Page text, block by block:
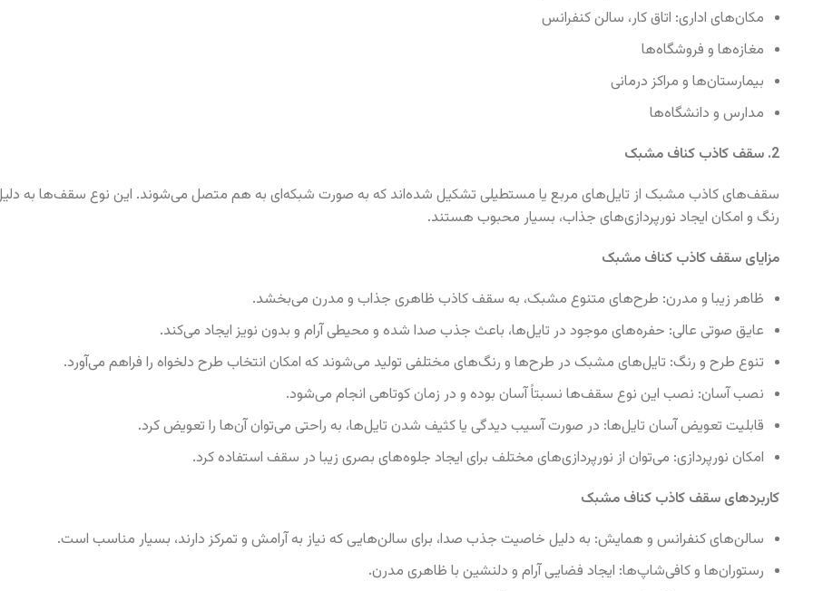
مکان‌های اداری: اتاق کار، سالن کنفرانس
مغازه‌ها و فروشگاه‌ها
بیمارستان‌ها و مراکز درمانی
مدارس و دانشگاه‌ها
2. سقف کاذب کناف مشبک
سقف‌های کاذب مشبک از تایل‌های مربع یا مستطیلی تشکیل شده‌اند که به صورت شبکه‌ای به هم متصل می‌شوند. این نوع سقف‌ها به
رنگ و امکان ایجاد نورپردازی‌های جذاب، بسیار محبوب هستند.
مزایای سقف کاذب کناف مشبک
ظاهر زیبا و مدرن: طرح‌های متنوع مشبک، به سقف کاذب ظاهری جذاب و مدرن می‌بخشد.
عایق صوتی عالی: حفره‌های موجود در تایل‌ها، باعث جذب صدا شده و محیطی آرام و بدون نویز ایجاد می‌کند.
تنوع طرح و رنگ: تایل‌های مشبک در طرح‌ها و رنگ‌های مختلفی تولید می‌شوند که امکان انتخاب طرح دلخواه را فراهم می‌آورد.
نصب آسان: نصب این نوع سقف‌ها نسبتاً آسان بوده و در زمان کوتاهی انجام می‌شود.
قابلیت تعویض آسان تایل‌ها: در صورت آسیب دیدگی یا کثیف شدن تایل‌ها، به راحتی می‌توان آن‌ها را تعویض کرد.
امکان نورپردازی: می‌توان از نورپردازی‌های مختلف برای ایجاد جلوه‌های بصری زیبا در سقف استفاده کرد.
کاربردهای سقف کاذب کناف مشبک
سالن‌های کنفرانس و همایش: به دلیل خاصیت جذب صدا، برای سالن‌هایی که نیاز به آرامش و تمرکز دارند، بسیار مناسب است.
رستوران‌ها و کافی‌شاپ‌ها: ایجاد فضایی آرام و دلنشین با ظاهری مدرن.